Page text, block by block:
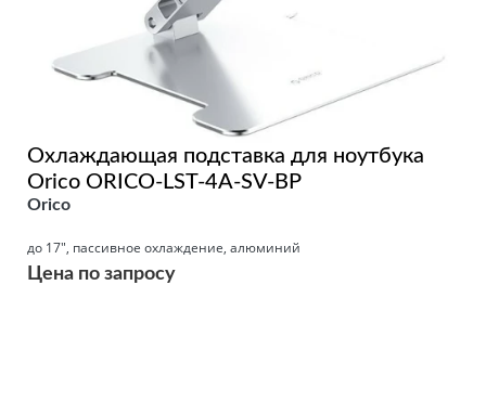
Охлаждающая подставка для ноутбука
Orico ORICO-LST-4A-SV-BP
Orico
до 17", пассивное охлаждение, алюминий
Цена по запросу